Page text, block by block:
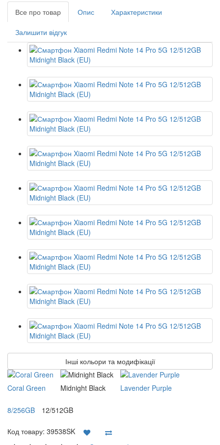
Все про товар Опис Характеристики
Залишити відгук
Інші кольори та модифікації
Coral Green Midnight Black Lavender Purple
8/256GB 12/512GB
Код товару: 39538SK